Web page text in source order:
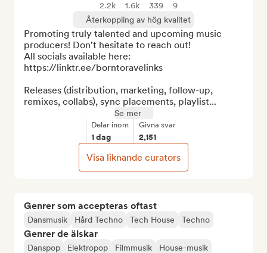
Genrer som accepteras oftast
Dansmusik Hård Techno Tech House Techno
Genrer de älskar
Danspop Elektropop Filmmusik
House-musik
2.2k 1.6k 339
9
Återkoppling av hög kvalitet
Promoting truly talented and upcoming music
producers! Don't hesitate to reach out!
All socials available here:
https://linktr.ee/borntoravelinks
Releases (distribution, marketing, follow-up,
remixes, collabs), sync placements, playlist...
Se mer
Delar inom
1 dag
Givna svar
2,151
Visa liknande curators